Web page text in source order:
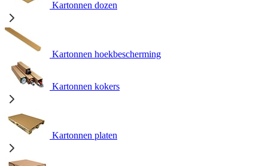
Kartonnen dozen
Kartonnen hoekbescherming
Kartonnen kokers
Kartonnen platen